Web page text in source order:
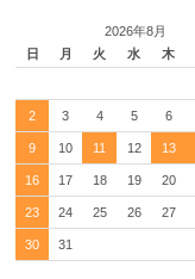
2026年8月
日
月 火 水 木
2 3 4 5 6
9 10 11 12 13
16 17 18 19 20
23 24 25 26 27
30 31